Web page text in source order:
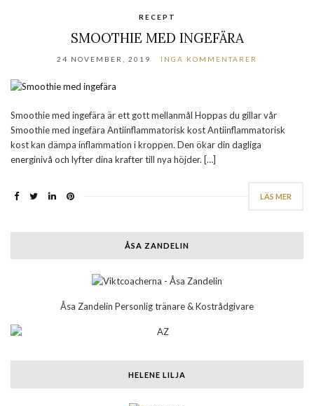
RECEPT
SMOOTHIE MED INGEFÄRA
24 NOVEMBER, 2019 INGA KOMMENTARER
Smoothie med ingefära är ett gott mellanmål Hoppas du gillar vår
Smoothie med ingefära Antiinflammatorisk kost Antiinflammatorisk
kost kan dämpa inflammation i kroppen. Den ökar din dagliga
energinivå och lyfter dina krafter till nya höjder. […]
LÄS MER
ÅSA ZANDELIN
Åsa Zandelin Personlig tränare & Kostrådgivare
HELENE LILJA